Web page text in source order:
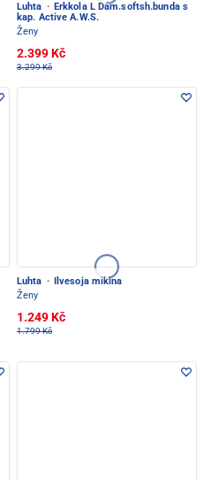
Luhta · Erkkola L Dám.softsh.bunda s
kap. Active A.W.S.
Ženy
2.399 Kč
3.299 Kč
Luhta ·
Ilvesoja mikina
Ženy
1.249 Kč
1.799 Kč